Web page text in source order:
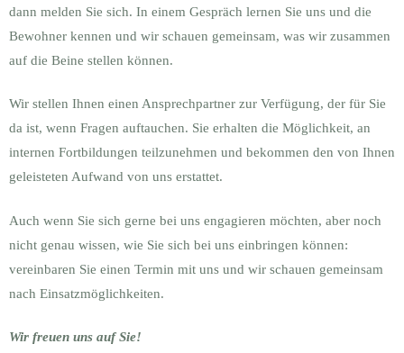
dann melden Sie sich. In einem Gespräch lernen Sie uns und die
Bewohner kennen und wir schauen gemeinsam, was wir zusammen
auf die Beine stellen können.
Wir stellen Ihnen einen Ansprechpartner zur Verfügung, der für Sie
da ist, wenn Fragen auftauchen. Sie erhalten die Möglichkeit, an
internen Fortbildungen teilzunehmen und bekommen den von Ihnen
geleisteten Aufwand von uns erstattet.
Auch wenn Sie sich gerne bei uns engagieren möchten, aber noch
nicht genau wissen, wie Sie sich bei uns einbringen können:
vereinbaren Sie einen Termin mit uns und wir schauen gemeinsam
nach Einsatzmöglichkeiten.
Wir freuen uns auf Sie!